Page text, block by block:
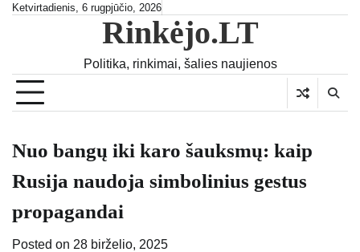
SkipKetvirtadienis, 6 rugpjūčio, 2026
Rinkėjo.LT
Politika, rinkimai, šalies naujienos
Nuo bangų iki karo šauksmų: kaip
Rusija naudoja simbolinius gestus
propagandai
Posted on 28 birželio, 2025